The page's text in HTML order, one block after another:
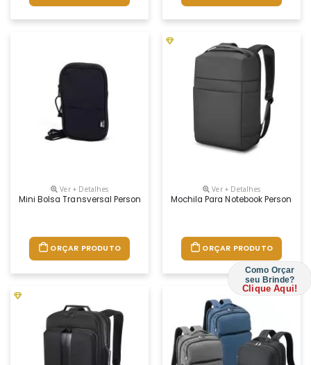
Ver + Detalhes
Mini Bolsa Transversal Personalizada
ORÇAR PRODUTO
Ver + Detalhes
Mochila Para Notebook
ORÇAR PRODUTO
Como Orçar
seu Brinde?
Clique Aqui!